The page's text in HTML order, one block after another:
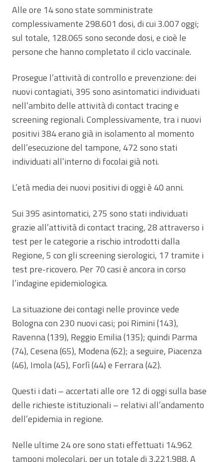
Alle ore 14 sono state somministrate
complessivamente 298.601 dosi, di cui 3.007 oggi;
sul totale, 128.065 sono seconde dosi, e cioè le
persone che hanno completato il ciclo vaccinale.
Prosegue l’attività di controllo e prevenzione: dei
nuovi contagiati, 395 sono asintomatici individuati
nell’ambito delle attività di contact tracing e
screening regionali. Complessivamente, tra i nuovi
positivi 384 erano già in isolamento al momento
dell’esecuzione del tampone, 472 sono stati
individuati all’interno di focolai già noti.
L’età media dei nuovi positivi di oggi è 40 anni.
Sui 395 asintomatici, 275 sono stati individuati
grazie all’attività di contact tracing, 28 attraverso i
test per le categorie a rischio introdotti dalla
Regione, 5 con gli screening sierologici, 17 tramite i
test pre-ricovero. Per 70 casi è ancora in corso
l’indagine epidemiologica.
La situazione dei contagi nelle province vede
Bologna con 230 nuovi casi; poi Rimini (143),
Ravenna (139), Reggio Emilia (135); quindi Parma
(74), Cesena (65), Modena (62); a seguire, Piacenza
(46), Imola (45), Forlì (44) e Ferrara (42).
Questi i dati – accertati alle ore 12 di oggi sulla base
delle richieste istituzionali – relativi all’andamento
dell’epidemia in regione.
Nelle ultime 24 ore sono stati effettuati 14.962
tamponi molecolari, per un totale di 3.221.988. A